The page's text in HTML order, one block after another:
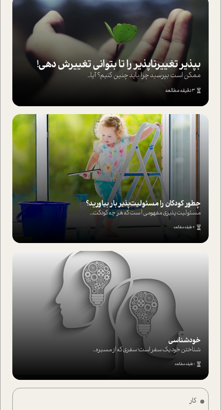
کار
بپذير تغييرناپذير را تا بتواني تغييرش دهي!‏
ممکن است بپرسيد چرا بايد چنين کنيم؟ آيا...
3 دقیقه مطالعه
چطور کودکان را مسئولیت‌پذیر بار بیاورید؟
مسئولیت پذیری مفهومی ا ست که هر چه کودکت...
4 دقیقه مطالعه
خودشناسی
شناختن خود یک سفر است؛ سفری که از مسیره...
1 دقیقه مطالعه